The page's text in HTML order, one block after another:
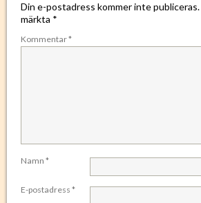
Din e-postadress kommer inte publiceras.
märkta *
Kommentar*
Namn *
E-postadress *